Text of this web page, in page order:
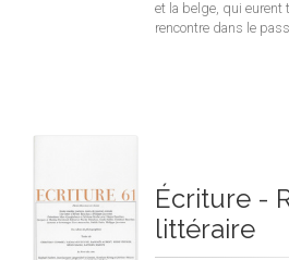
et la belge, qui eurent
rencontre dans le
Écriture -
littéraire